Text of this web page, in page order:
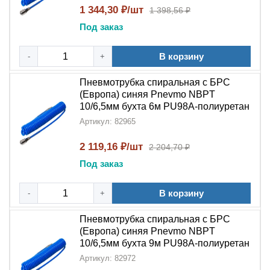
быстроразъёмным соединением
значительно упростить обслуживание оборудования,
сократить время переналадки и повысить
эффективность работы.Спиральнаяконструкция
обеспечивает необходимую гибкость и защиту от
перегибов, что делает её идеальным выбором для
профессионального применения всистемах
подготовки воздуха.
1 344,30 ₽/шт 1 398,56 ₽
Под заказ
- + В корзину
Пневмотрубка спиральная с БРС
(Европа) синяя Pnevmo NBPT
10/6,5мм бухта 6м PU98A-полиуретан
Артикул: 82965
2 119,16 ₽/шт 2 204,70 ₽
Под заказ
- + В корзину
Пневмотрубка спиральная с БРС
(Европа) синяя Pnevmo NBPT
10/6,5мм бухта 9м PU98A-полиуретан
Артикул: 82972